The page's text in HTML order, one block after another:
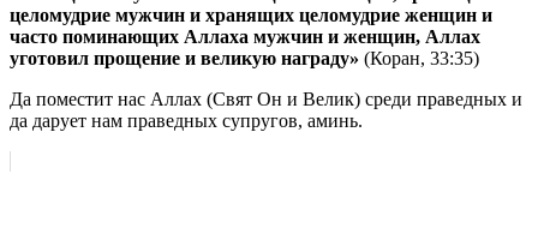
целомудрие мужчин и хранящих целомудрие женщин и
часто поминающих Аллаха мужчин и женщин, Аллах
уготовил прощение и великую награду» (Коран, 33:35)
Да поместит нас Аллах (Свят Он и Велик) среди праведных и
да дарует нам праведных супругов, аминь.